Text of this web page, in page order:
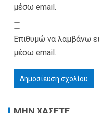
μέσω email.
Επιθυμώ να λαμβάνω
μέσω email.